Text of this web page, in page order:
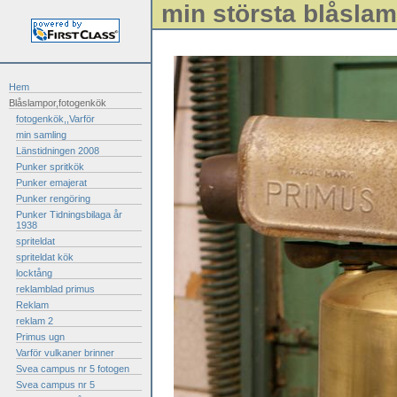
Hem
Blåslampor,fotogenkök
fotogenkök,,Varför
min samling
Länstidningen 2008
Punker spritkök
Punker emajerat
Punker rengöring
Punker Tidningsbilaga år
1938
spriteldat
spriteldat kök
locktång
reklamblad primus
Reklam
reklam 2
Primus ugn
Varför vulkaner brinner
Svea campus nr 5 fotogen
Svea campus nr 5
min största